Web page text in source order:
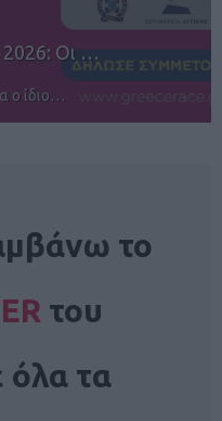
Άνοιγμα ε…
το
του
όλα τα